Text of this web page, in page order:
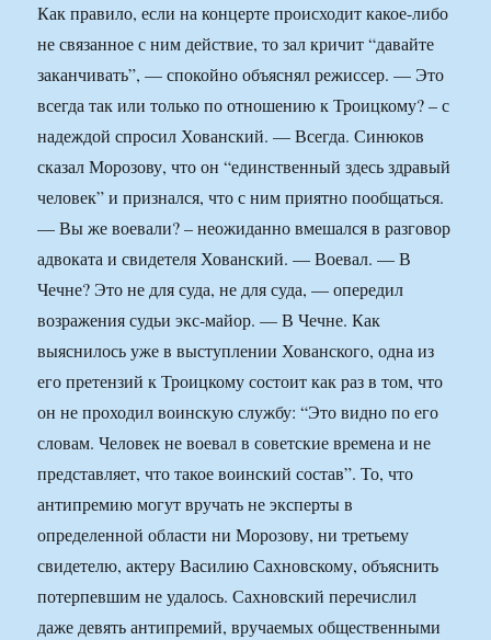
Как правило, если на концерте происходит какое-либо
не связанное с ним действие, то зал кричит “давайте
заканчивать”, — спокойно объяснял режиссер. — Это
всегда так или только по отношению к Троицкому? – с
надеждой спросил Хованский. — Всегда. Синюков
сказал Морозову, что он “единственный здесь здравый
человек” и признался, что с ним приятно пообщаться.
— Вы же воевали? – неожиданно вмешался в разговор
адвоката и свидетеля Хованский. — Воевал. — В
Чечне? Это не для суда, не для суда, — опередил
возражения судьи экс-майор. — В Чечне. Как
выяснилось уже в выступлении Хованского, одна из
его претензий к Троицкому состоит как раз в том, что
он не проходил воинскую службу: “Это видно по его
словам. Человек не воевал в советские времена и не
представляет, что такое воинский состав”. То, что
антипремию могут вручать не эксперты в
определенной области ни Морозову, ни третьему
свидетелю, актеру Василию Сахновскому, объяснить
потерпевшим не удалось. Сахновский перечислил
даже девять антипремий, вручаемых общественными